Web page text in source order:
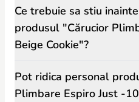
Ce trebuie sa stiu
produsul "Cărucior
Beige Cookie"?
Pot ridica personal
Plimbare Espiro Just -